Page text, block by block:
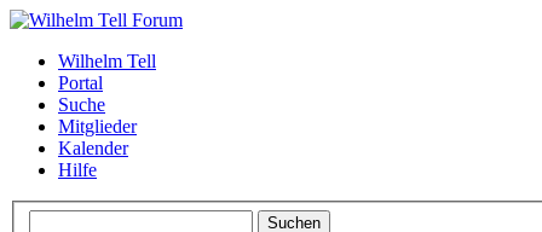
Wilhelm Tell
Portal
Suche
Mitglieder
Kalender
Hilfe